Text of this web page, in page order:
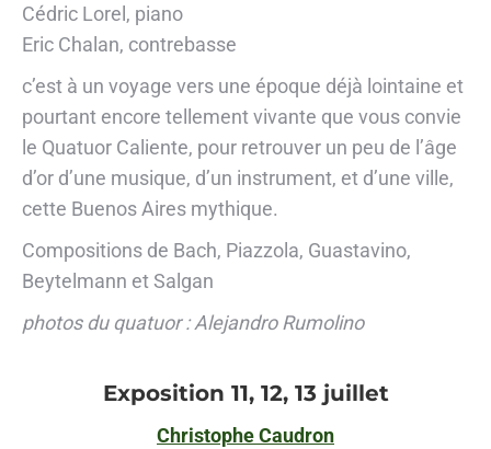
Cédric Lorel, piano
Eric Chalan, contrebasse
c’est à un voyage vers une époque déjà lointaine et
pourtant encore tellement vivante que vous convie
le Quatuor Caliente, pour retrouver un peu de l’âge
d’or d’une musique, d’un instrument, et d’une ville,
cette Buenos Aires mythique.
Compositions de Bach, Piazzola, Guastavino,
Beytelmann et Salgan
photos du quatuor : Alejandro Rumolino
Exposition 11, 12, 13 juillet
Christophe Caudron